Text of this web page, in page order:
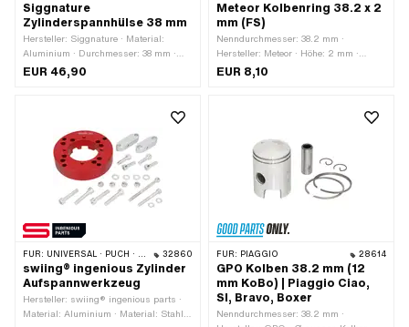
Siggnature
Zylinderspannhülse 38 mm
Hersteller: Siggnature · Material:
Aluminium · Durchmesser: 38 mm ·
Oberfläche: eloxiert · Gesamtlänge: 60
mm · Anwendungsbereich:
EUR 46,90
Meteor Kolbenring 38.2 x 2
mm (FS)
Nenndurchmesser: 38.2 mm ·
Hersteller: Meteor · Höhe: 2 mm ·
Kolbenringform: Rechteck-Ring ·
Kolbenringstoss: Flankensicherung
EUR 8,10
FÜR: UNIVERSAL · PUCH · SACHS 32860
swiing® ingenious Zylinder
Aufspannwerkzeug
Hersteller: swiing® ingenious parts ·
Material: Aluminium · Material: Stahl ·
FÜR: PIAGGIO 28614
GPO Kolben 38.2 mm (12
mm KoBo) | Piaggio Ciao,
SI, Bravo, Boxer
Nenndurchmesser: 38.2 mm ·